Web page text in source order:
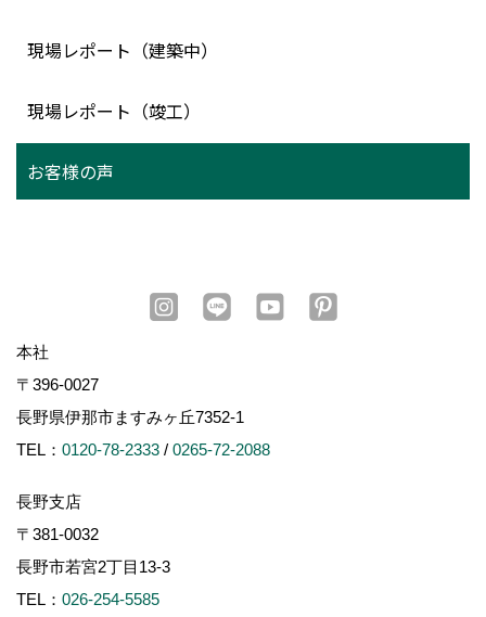
現場レポート（建築中）
現場レポート（竣工）
お客様の声
本社
〒396-0027
長野県伊那市ますみヶ丘7352-1
TEL： 0120-78-2333 / 0265-72-2088
長野支店
〒381-0032
長野市若宮2丁目13-3
TEL： 026-254-5585